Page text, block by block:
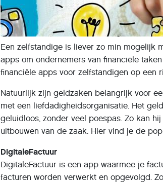
Een zelfstandige is liever zo min mogelijk
apps om ondernemers van financiële
financiële apps voor zelfstandigen op een
Natuurlijk zijn geldzaken belangrijk voor
met een liefdadigheidsorganisatie. Het
geluidloos, zonder veel poespas. Zo kan
uitbouwen van de zaak. Hier vind je de
DigitaleFactuur
DigitaleFactuur is een app waarmee je
facturen worden verwerkt en opgevolgd.